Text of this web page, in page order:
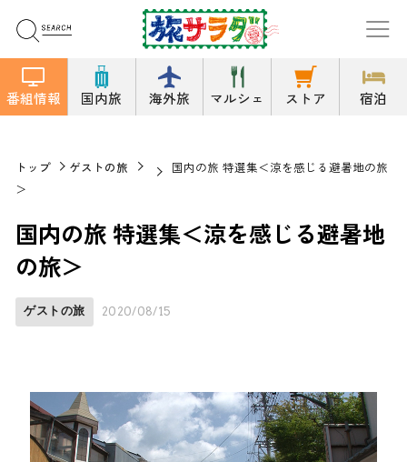
番組情報 国内旅 海外旅 マルシェ ストア 宿泊
トップ ゲストの旅
国内の旅 特選集＜涼を感じる避暑地の旅
＞
国内の旅 特選集＜涼を感じる避暑地
の旅＞
ゲストの旅 2020/08/15